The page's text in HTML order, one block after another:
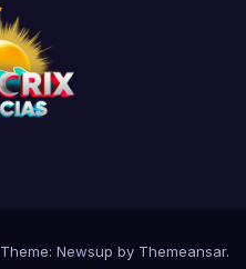
Theme: Newsup by Themeansar.